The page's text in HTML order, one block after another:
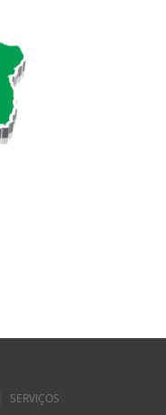
SERVIÇOS